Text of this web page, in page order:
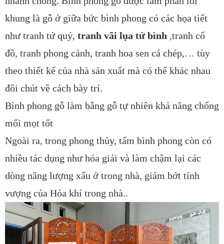
khung là gỗ ở giữa bức bình phong có các họa tiết
như tranh tứ quý, tranh vãi lụa tứ bình ,tranh cổ
đồ, tranh phong cảnh, tranh hoa sen cá chép,… tùy
theo thiết kế của nhà sản xuất mà có thể khác nhau
đôi chút về cách bày trí.
Bình phong gỗ làm bằng gỗ tự nhiên khả năng chống
mối mọt tốt
Ngoài ra, trong phong thủy, tấm bình phong còn có
nhiều tác dụng như hóa giải và làm chậm lại các
dòng năng lượng xấu ở trong nhà, giảm bớt tính
vượng của Hỏa khí trong nhà..